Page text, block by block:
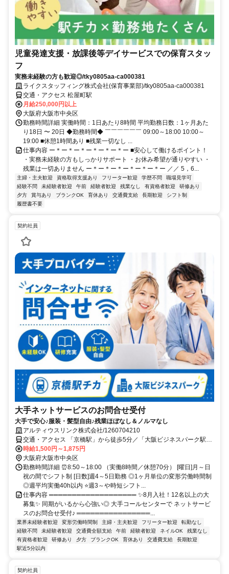
児童発達支援・放課後等デイサービスでの保育スタッ
フ
実務未経験の方も歓迎◎/tky0805aa-ca000381
ライクスタッフィング株式会社(保育事業部)/tky0805aa-ca000381
交通・アクセス 松屋町駅
月給250,000円以上
大阪府大阪市中央区
勤務時間詳細 実働時間：1日あたり8時間 平均勤務日数：1ヶ月あた
り18日 〜 20日 ◆勤務時間◆ ￣￣￣￣￣￣ 09:00～18:00 10:00～
19:00 ■休憩1時間あり ■残業一切なし ...
仕事内容 ー＊ー＊ー＊ー＊ー＊ー＊ー ■安心して働けるポイント！
・実務未経験の方もしっかりサポート ・お休み希望が通りやすい ・
残業は一切ありません ー＊ー＊ー＊ー＊ー＊ー＊ー ／／ 5，6...
主婦・主夫歓迎 資格取得支援あり フリーター歓迎 学歴不問
職場見学可
経験不問
未経験者歓迎 午前 経験者歓迎 残業なし 有資格者歓迎
研修あり
夕方
賞与あり ブランクOK 育休あり 交通費支給 長期歓迎
シフト制
履歴書不要
契約社員
大手ネットサービスのお問合せ受付
大手で安心♪服装・髪型自由♪残業ほぼなし＆ノルマなし
アルティウスリンク株式会社/1260704210
交通・アクセス 「京橋駅」から徒歩5分／「大阪ビジネスパーク駅」
から徒歩5分
時給1,500円～1,875円
大阪府大阪市中央区
勤務時間詳細 ⏰8:50～18:00 （実働8時間／休憩70分） [曜日]月～日
祝の間でシフト制 [日数]週4～5日勤務 ◎1ヶ月単位の変形労働時間制
◎週平均実働40h以内 ⭐週3～や時短シフト...
仕事内容 ═══════════════════ ✨8月入社！12名以上の大
募集✨ 同期がいるから心強い◎ 大手コールセンターで ネットサービ
スのお問合せ受付♪ ════════════════...
業界未経験者歓迎 変形労働時間制 主婦・主夫歓迎 フリーター歓迎
転勤なし
経験不問
未経験者歓迎 交通費全額支給 午前 経験者歓迎 ネイルOK
残業なし
有資格者歓迎
研修あり 夕方 ブランクOK 育休あり 交通費支給
長期歓迎
駅近5分以内
契約社員